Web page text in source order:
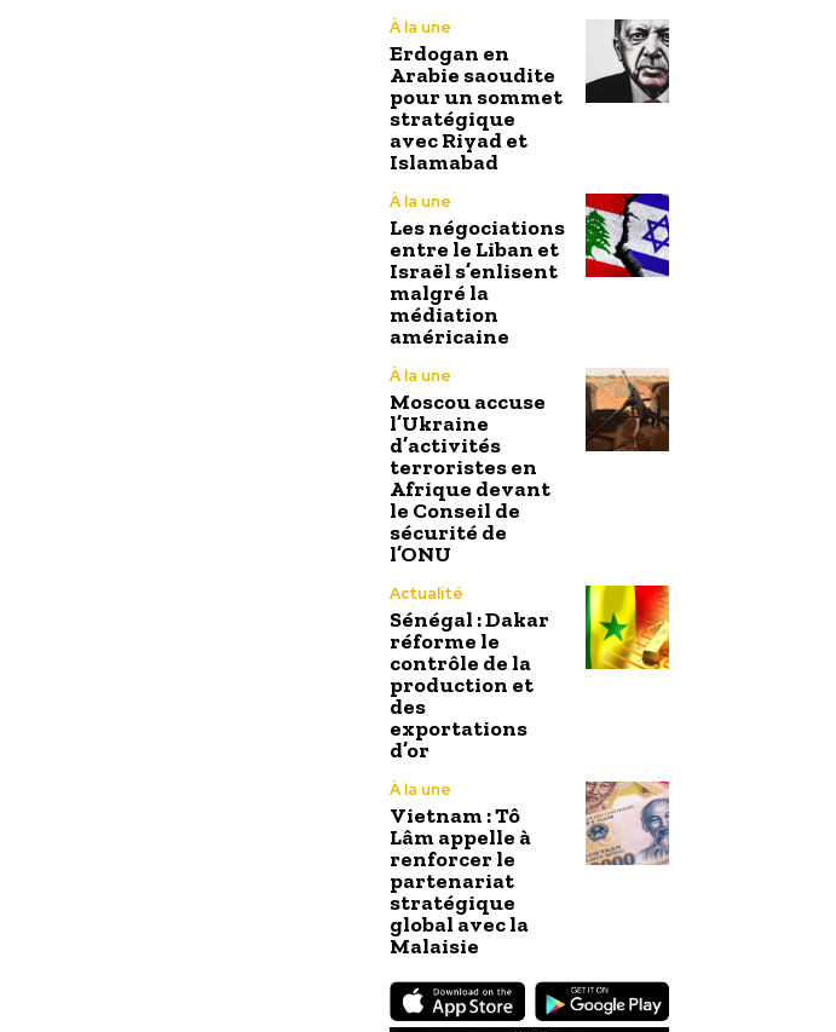
À la une
Erdogan en
Arabie saoudite
pour un sommet
stratégique
avec Riyad et
Islamabad
À la une
Les négociations
entre le Liban et
Israël s’enlisent
malgré la
médiation
américaine
À la une
Moscou accuse
l’Ukraine
d’activités
terroristes en
Afrique devant
le Conseil de
sécurité de
l’ONU
Actualité
Sénégal : Dakar
réforme le
contrôle de la
production et
des
exportations
d’or
À la une
Vietnam : Tô
Lâm appelle à
renforcer le
partenariat
stratégique
global avec la
Malaisie